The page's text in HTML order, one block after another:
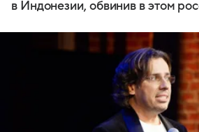
в Индонезии, обвинив в этом